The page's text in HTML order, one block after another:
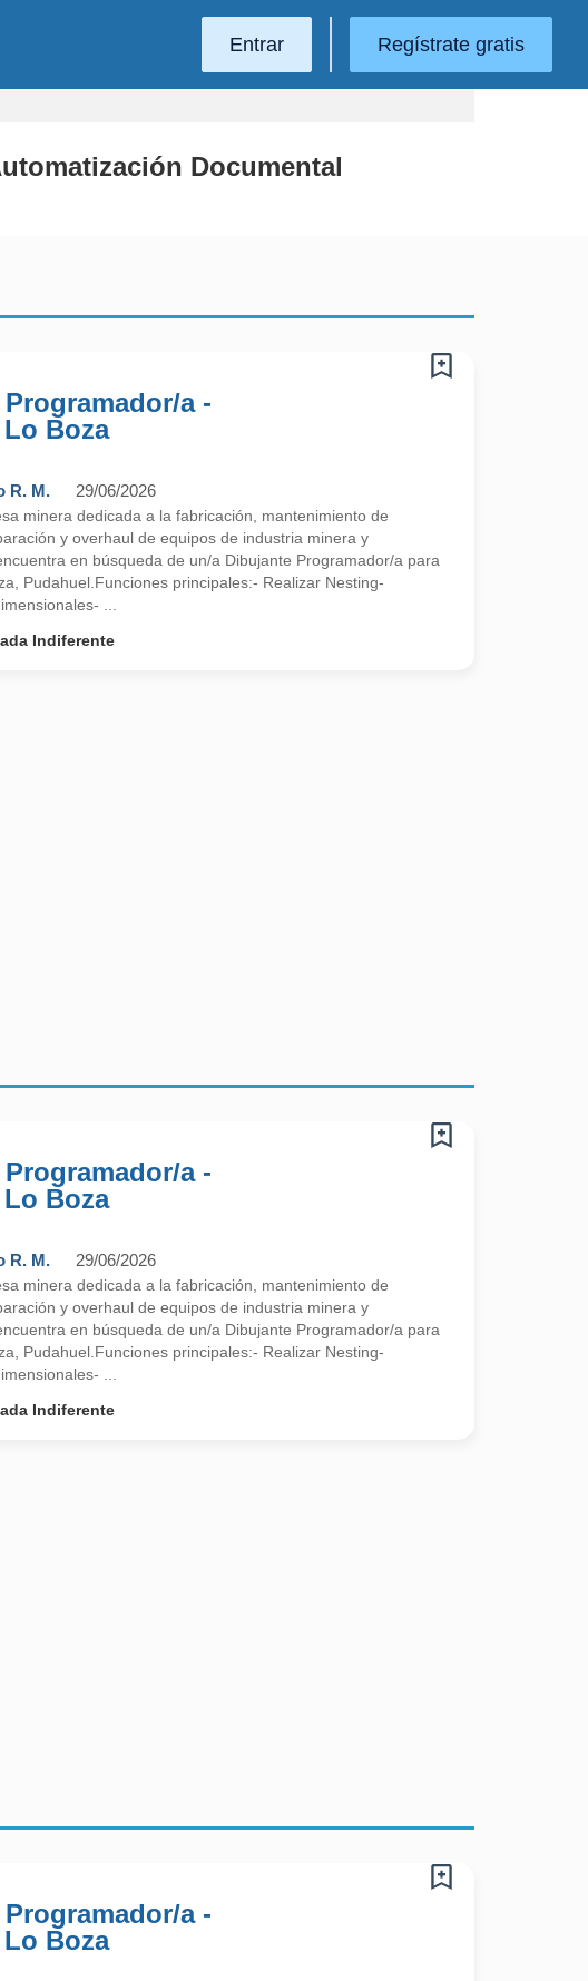
Entrar Regístrate gratis
Documental
a -
Boza
R. M. 29/06/2026
minera dedicada a la fabricación, mantenimiento de
y overhaul de equipos de industria minera y
en búsqueda de un/a Dibujante Programador/a para
Pudahuel.Funciones principales:- Realizar Nesting-
...
Indiferente
a -
Boza
R. M. 29/06/2026
minera dedicada a la fabricación, mantenimiento de
y overhaul de equipos de industria minera y
en búsqueda de un/a Dibujante Programador/a para
Pudahuel.Funciones principales:- Realizar Nesting-
...
Indiferente
a -
Boza